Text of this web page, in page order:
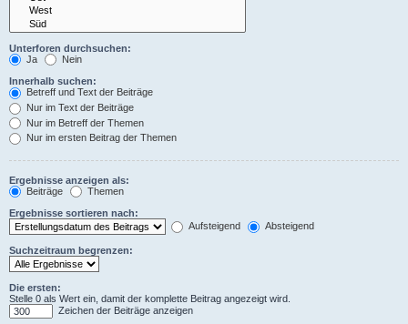
Unterforen durchsuchen:
Ja
Nein
Innerhalb suchen:
Betreff und Text der Beiträge
Nur im Text der Beiträge
Nur im Betreff der Themen
Nur im ersten Beitrag der Themen
Ergebnisse anzeigen als:
Beiträge
Themen
Ergebnisse sortieren nach:
Aufsteigend
Absteigend
Suchzeitraum begrenzen:
Die ersten:
Stelle 0 als Wert ein, damit der komplette Beitrag angezeigt wird.
Zeichen der Beiträge anzeigen